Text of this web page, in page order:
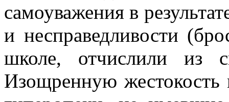
самоуваже­ния в
и несправед­ливости
школе, отчисли­ли из
Изощренную жестокость